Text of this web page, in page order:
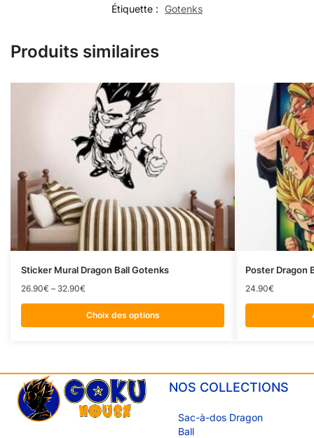
Étiquette :
Gotenks
Produits similaires
Sticker Mural Dragon Ball Gotenks
26.90€ – 32.90€
Choix des options
Poster Dragon
24.90€
NOS COLLECTIONS
Sac-à-dos Dragon
Ball